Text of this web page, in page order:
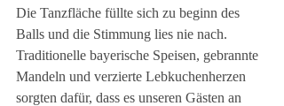
Die Tanzfläche füllte sich zu beginn des
Balls und die Stimmung lies nie nach.
Traditionelle bayerische Speisen, gebrannte
Mandeln und verzierte Lebkuchenherzen
sorgten dafür, dass es unseren Gästen an